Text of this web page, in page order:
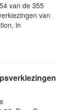
van de 355
van
in